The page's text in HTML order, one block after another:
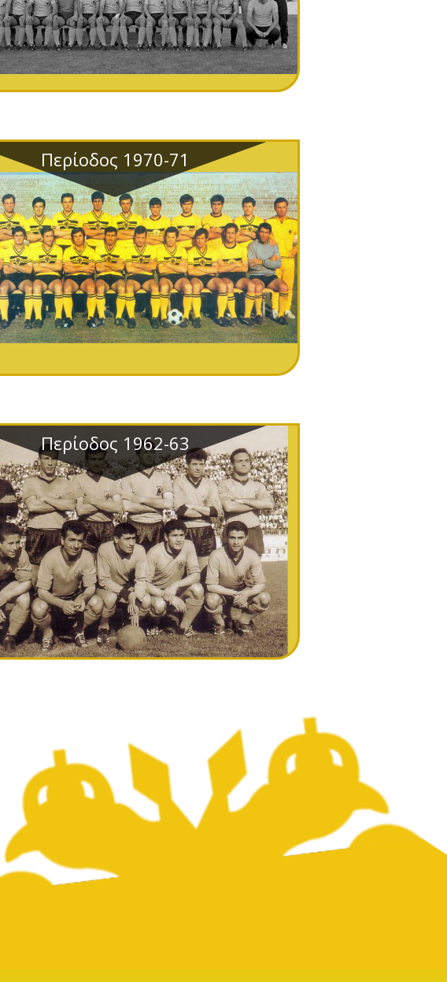
Περίοδος 1970-71
Περίοδος 1962-63